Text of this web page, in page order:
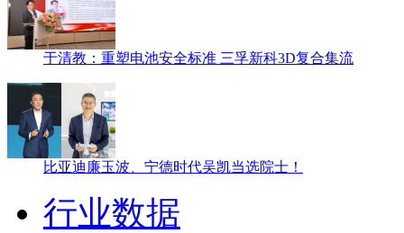
于清教：重塑电池安全标准 三孚新科3D复合集流
比亚迪廉玉波、宁德时代吴凯当选院士！
行业数据